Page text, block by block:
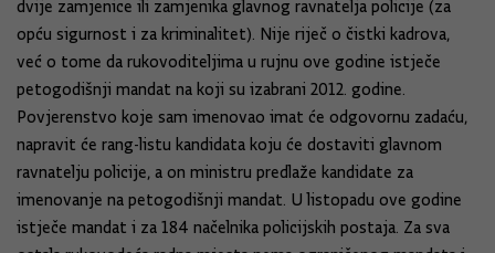
dvije zamjenice ili zamjenika glavnog ravnatelja policije (za
opću sigurnost i za kriminalitet). Nije riječ o čistki kadrova,
već o tome da rukovoditeljima u rujnu ove godine istječe
petogodišnji mandat na koji su izabrani 2012. godine.
Povjerenstvo koje sam imenovao imat će odgovornu zadaću,
napravit će rang-listu kandidata koju će dostaviti glavnom
ravnatelju policije, a on ministru predlaže kandidate za
imenovanje na petogodišnji mandat. U listopadu ove godine
istječe mandat i za 184 načelnika policijskih postaja. Za sva